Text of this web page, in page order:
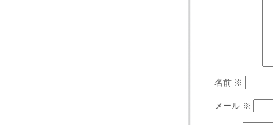
名前 ※
メール ※